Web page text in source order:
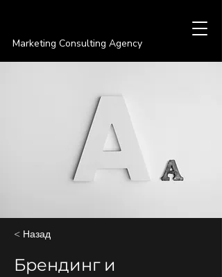
Marketing Consulting Agency
PREMIER
< Назад
Брендинг и